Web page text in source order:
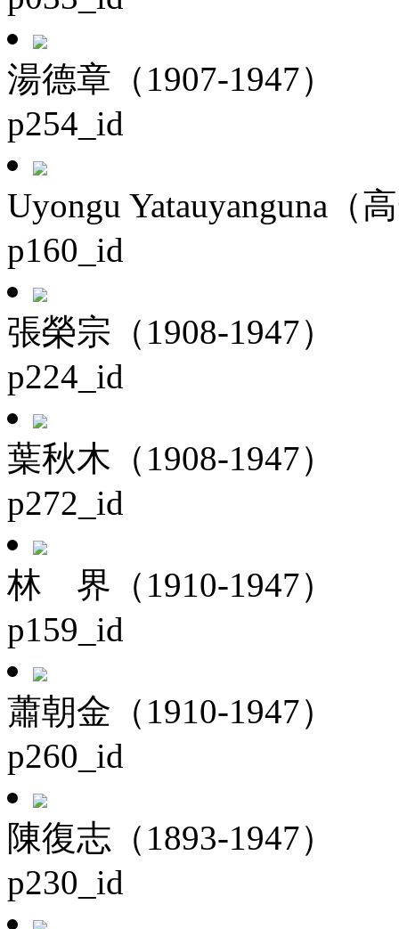
湯德章（1907-1947）
p254_id
Uyongu Yatauyanguna（
p160_id
張榮宗（1908-1947）
p224_id
葉秋木（1908-1947）
p272_id
林 界（1910-1947）
p159_id
蕭朝金（1910-1947）
p260_id
陳復志（1893-1947）
p230_id